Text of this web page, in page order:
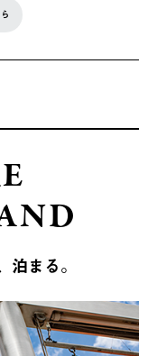
まる。